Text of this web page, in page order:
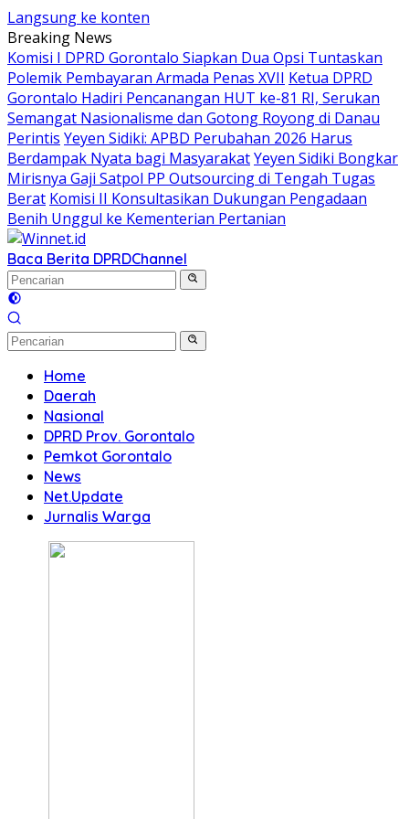
Langsung ke konten
Breaking News
Komisi I DPRD Gorontalo Siapkan Dua Opsi Tuntaskan
Polemik Pembayaran Armada Penas XVII Ketua DPRD
Gorontalo Hadiri Pencanangan HUT ke-81 RI, Serukan
Semangat Nasionalisme dan Gotong Royong di Danau
Perintis Yeyen Sidiki: APBD Perubahan 2026 Harus
Berdampak Nyata bagi MasyarakatYeyen Sidiki Bongkar
Mirisnya Gaji Satpol PP Outsourcing di Tengah Tugas
Berat Komisi II Konsultasikan Dukungan Pengadaan
Benih Unggul ke Kementerian Pertanian
Baca Berita DPRDChannel
Home
Daerah
Nasional
DPRD Prov. Gorontalo
Pemkot Gorontalo
News
Net.Update
Jurnalis Warga